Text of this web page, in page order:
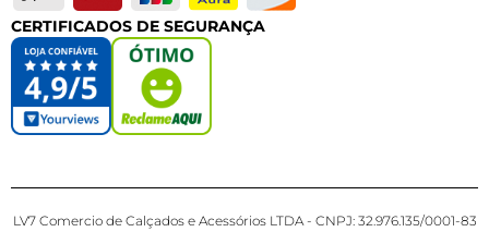
CERTIFICADOS DE SEGURANÇA
LV7 Comercio de Calçados e Acessórios LTDA - CNPJ: 32.976.135/0001-83